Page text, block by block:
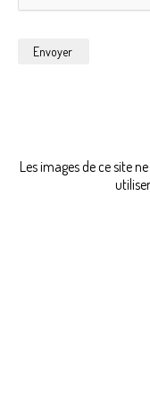
Les images de ce site